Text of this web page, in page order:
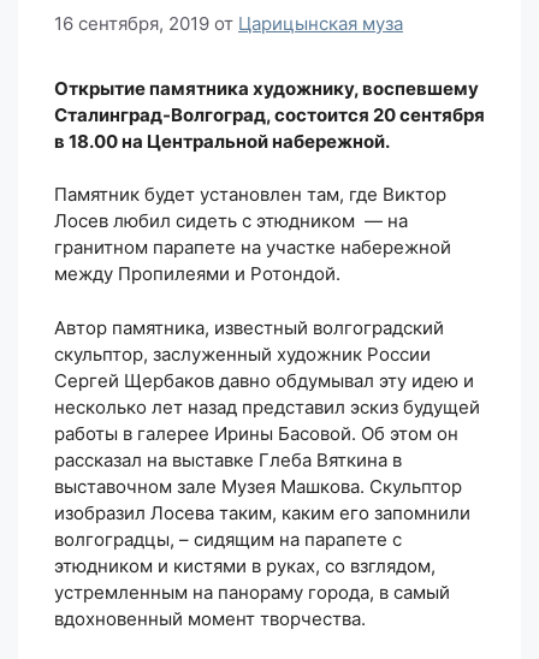
16 сентября, 2019 от Царицынская муза
Открытие памятника художнику, воспевшему
Сталинград-Волгоград, состоится 20 сентября
в 18.00 на Центральной набережной.
Памятник будет установлен там, где Виктор
Лосев любил сидеть с этюдником — на
гранитном парапете на участке набережной
между Пропилеями и Ротондой.
Автор памятника, известный волгоградский
скульптор, заслуженный художник России
Сергей Щербаков давно обдумывал эту идею и
несколько лет назад представил эскиз будущей
работы в галерее Ирины Басовой. Об этом он
рассказал на выставке Глеба Вяткина в
выставочном зале Музея Машкова. Скульптор
изобразил Лосева таким, каким его запомнили
волгоградцы, – сидящим на парапете с
этюдником и кистями в руках, со взглядом,
устремленным на панораму города, в самый
вдохновенный момент творчества.